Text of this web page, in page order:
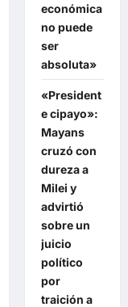
económica
no puede
ser
absoluta»
«President
e cipayo»:
Mayans
cruzó con
dureza a
Milei y
advirtió
sobre un
juicio
político
por
traición a